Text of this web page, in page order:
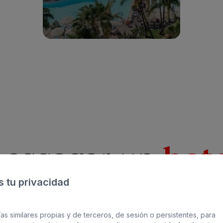
Ver hotel
un
tu privacidad
similares propias y de terceros, de sesión o persistentes, para